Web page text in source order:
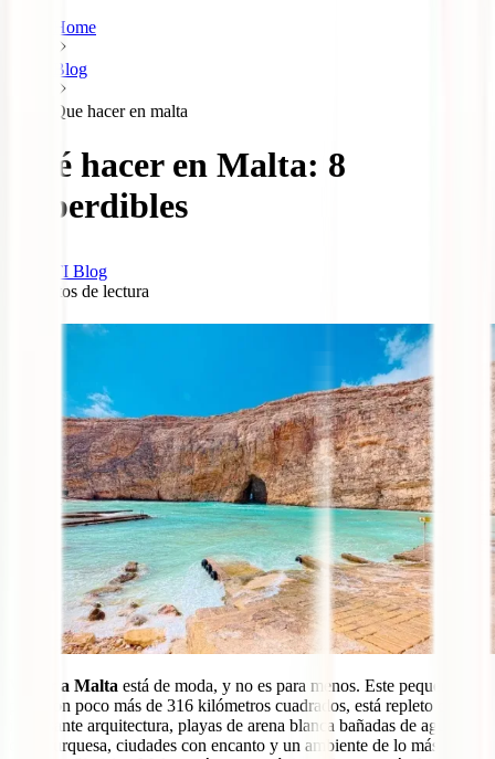
Home
Blog
Que hacer en malta
Qué hacer en Malta: 8
imperdibles
IATI Blog
minutos de lectura
Viajar a Malta está de moda, y no es para menos. Este pequeño
país, con poco más de 316 kilómetros cuadrados, está repleto de
interesante arquitectura, playas de arena blanca bañadas de aguas de
color turquesa, ciudades con encanto y un ambiente de lo más